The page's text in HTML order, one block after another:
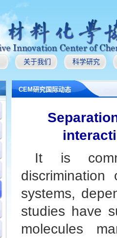
关于我们 科学研究
CEM研究国际动态
It is
systems,
studies have
molecules